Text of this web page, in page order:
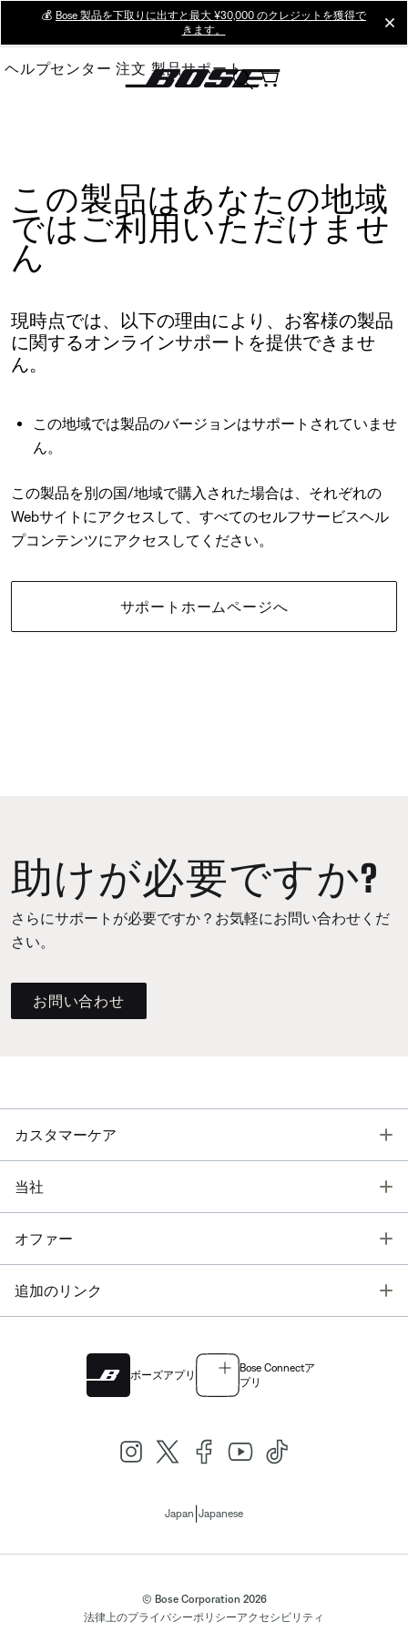
Main
💰 Bose 製品を下取りに出すと最大 ¥30,000 のクレジットを獲得で
きます。
ヘルプセンター 注文 製品サポート
この製品はあなたの地域
ではご利用いただけませ
ん
現時点では、以下の理由により、お客様の製品
に関するオンラインサポートを提供できませ
ん。
この地域では製品のバージョンはサポートされていませ
ん。
この製品を別の国/地域で購入された場合は、それぞれの
Webサイトにアクセスして、すべてのセルフサービスヘル
プコンテンツにアクセスしてください。
サポートホームページへ
助けが必要ですか?
さらにサポートが必要ですか？お気軽にお問い合わせくだ
さい。
お問い合わせ
カスタマーケア
当社
オファー
追加のリンク
ボーズアプリ
Bose Connectア
プリ
Japan Japanese
© Bose Corporation 2026
法律上のプライバシーポリシーアクセシビリティ